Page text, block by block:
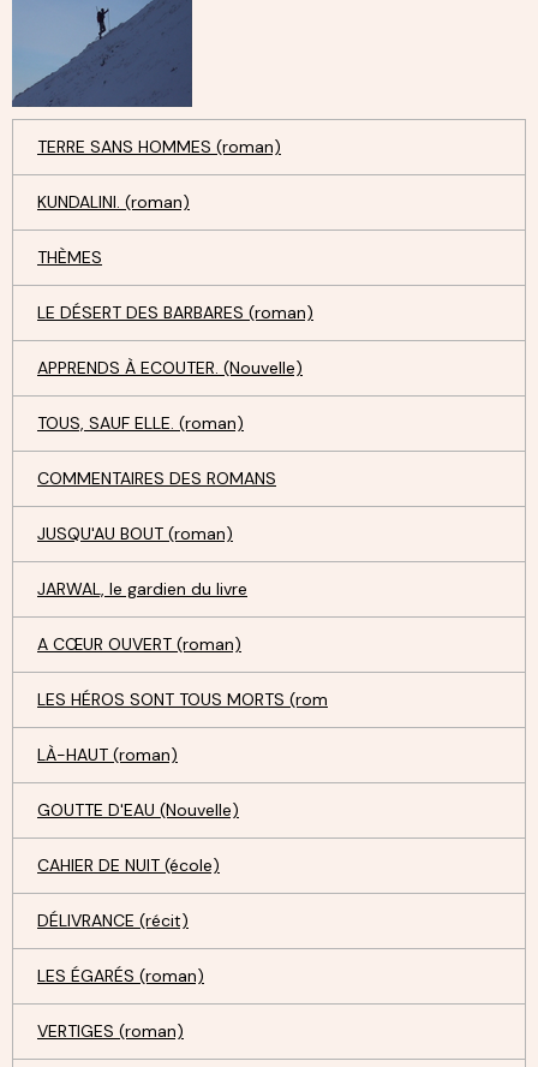
TERRE SANS HOMMES (roman)
KUNDALINI. (roman)
THÈMES
LE DÉSERT DES BARBARES (roman)
APPRENDS À ECOUTER. (Nouvelle)
TOUS, SAUF ELLE. (roman)
COMMENTAIRES DES ROMANS
JUSQU'AU BOUT (roman)
JARWAL, le gardien du livre
A CŒUR OUVERT (roman)
LES HÉROS SONT TOUS MORTS (rom
LÀ-HAUT (roman)
GOUTTE D'EAU (Nouvelle)
CAHIER DE NUIT (école)
DÉLIVRANCE (récit)
LES ÉGARÉS (roman)
VERTIGES (roman)